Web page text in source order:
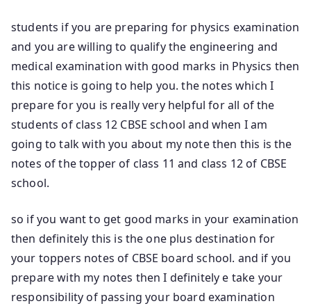
students if you are preparing for physics examination
and you are willing to qualify the engineering and
medical examination with good marks in Physics then
this notice is going to help you. the notes which I
prepare for you is really very helpful for all of the
students of class 12 CBSE school and when I am
going to talk with you about my note then this is the
notes of the topper of class 11 and class 12 of CBSE
school.
so if you want to get good marks in your examination
then definitely this is the one plus destination for
your toppers notes of CBSE board school. and if you
prepare with my notes then I definitely e take your
responsibility of passing your board examination